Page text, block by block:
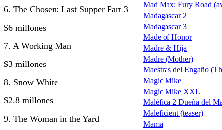
6. The Chosen: Last Supper Part 3
$6 millones
7. A Working Man
$3 millones
8. Snow White
$2.8 millones
9. The Woman in the Yard
Mad Max: Fury Road
Madagascar 2
Madagascar 3
Made of Honor
Madre & Hija
Madre (Mother)
Maestras del Engaño
Magic Mike
Magic Mike XXL
Maléfica 2 Dueña del
Maleficient (teaser)
Mama